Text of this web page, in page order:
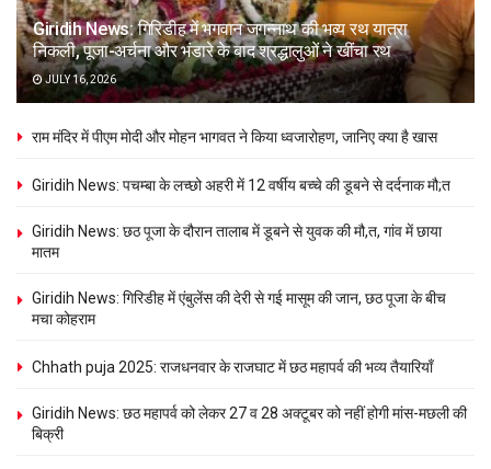
Giridih News: गिरिडीह में भगवान जगन्नाथ की भव्य रथ यात्रा
निकली, पूजा-अर्चना और भंडारे के बाद श्रद्धालुओं ने खींचा रथ
JULY 16, 2026
राम मंदिर में पीएम मोदी और मोहन भागवत ने किया ध्वजारोहण, जानिए क्या है खास
Giridih News: पचम्बा के लच्छो अहरी में 12 वर्षीय बच्चे की डूबने से दर्दनाक मौ;त
Giridih News: छठ पूजा के दौरान तालाब में डूबने से युवक की मौ,त, गांव में छाया
मातम
Giridih News: गिरिडीह में एंबुलेंस की देरी से गई मासूम की जान, छठ पूजा के बीच
मचा कोहराम
Chhath puja 2025: राजधनवार के राजघाट में छठ महापर्व की भव्य तैयारियाँ
Giridih News: छठ महापर्व को लेकर 27 व 28 अक्टूबर को नहीं होगी मांस-मछली की
बिक्री